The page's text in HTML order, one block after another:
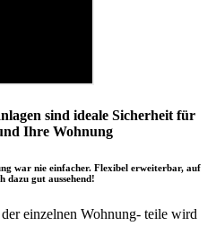
sind ideale Sicherheit für
Ihre Wohnung
war nie einfacher. Flexibel erweiterbar, auf
dazu gut aussehend!
einzelnen Wohnung- teile wird